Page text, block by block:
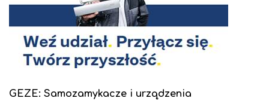
GEZE: Samozamykacze i urządzenia